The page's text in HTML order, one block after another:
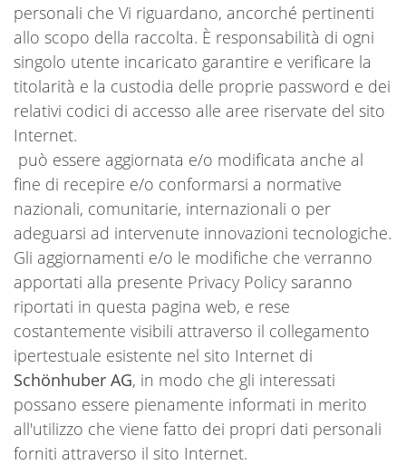
personali che Vi riguardano, ancorché pertinenti
allo scopo della raccolta. È responsabilità di ogni
singolo utente incaricato garantire e verificare la
titolarità e la custodia delle proprie password e dei
relativi codici di accesso alle aree riservate del sito
Internet.
può essere aggiornata e/o modificata anche al
fine di recepire e/o conformarsi a normative
nazionali, comunitarie, internazionali o per
adeguarsi ad intervenute innovazioni tecnologiche.
Gli aggiornamenti e/o le modifiche che verranno
apportati alla presente Privacy Policy saranno
riportati in questa pagina web, e rese
costantemente visibili attraverso il collegamento
ipertestuale esistente nel sito Internet di
Schönhuber AG, in modo che gli interessati
possano essere pienamente informati in merito
all'utilizzo che viene fatto dei propri dati personali
forniti attraverso il sito Internet.